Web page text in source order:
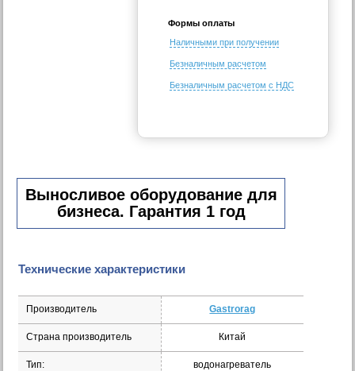
Формы оплаты
Наличными при получении
Безналичным расчетом
Безналичным расчетом с НДС
Выносливое оборудование для
бизнеса. Гарантия 1 год
Технические характеристики
Производитель Gastrorag
Страна производитель Китай
Тип: водонагреватель